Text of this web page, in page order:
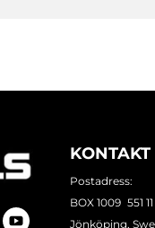
KONTAKT
Postadress:
BOX 1009 551 11
Jönköping,